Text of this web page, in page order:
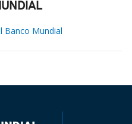
Banco Mundial